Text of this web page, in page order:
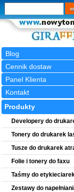
Blog
Cennik dostaw
Panel Klienta
Kontakt
Wyszukiwarka
szukaj
Produkty
Developery do
Tonery do drukarek
Tusze do drukarek
Folie i tonery do faxu
Taśmy do
Zestawy do